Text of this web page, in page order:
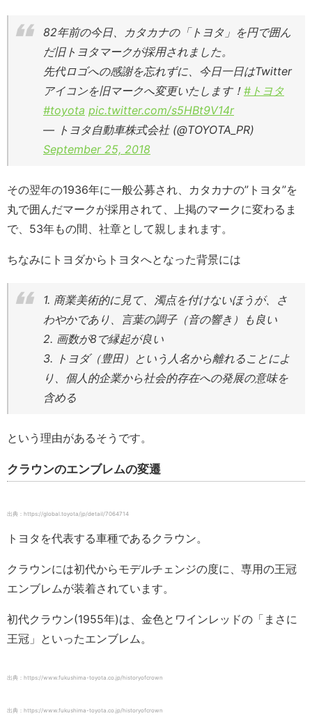
82年前の今日、カタカナの「トヨタ」を円で囲ん
だ旧トヨタマークが採用されました。
先代ロゴへの感謝を忘れずに、今日一日はTwitter
アイコンを旧マークへ変更いたします！ #トヨタ
#toyota pic.twitter.com/s5HBt9V14r
— トヨタ自動車株式会社 (@TOYOTA_PR)
September 25, 2018
その翌年の1936年に一般公募され、カタカナの”トヨタ”を
丸で囲んだマークが採用されて、上掲のマークに変わるま
で、53年もの間、社章として親しまれます。
ちなみにトヨダからトヨタへとなった背景には
1. 商業美術的に見て、濁点を付けないほうが、さ
わやかであり、言葉の調子（音の響き）も良い
2. 画数が8で縁起が良い
3. トヨダ（豊田）という人名から離れることによ
り、個人的企業から社会的存在への発展の意味を
含める
という理由があるそうです。
クラウンのエンブレムの変遷
出典：https://global.toyota/jp/detail/7064714
トヨタを代表する車種であるクラウン。
クラウンには初代からモデルチェンジの度に、専用の王冠
エンブレムが装着されています。
初代クラウン(1955年)は、金色とワインレッドの「まさに
王冠」といったエンブレム。
出典：https://www.fukushima-toyota.co.jp/historyofcrown
出典：https://www.fukushima-toyota.co.jp/historyofcrown